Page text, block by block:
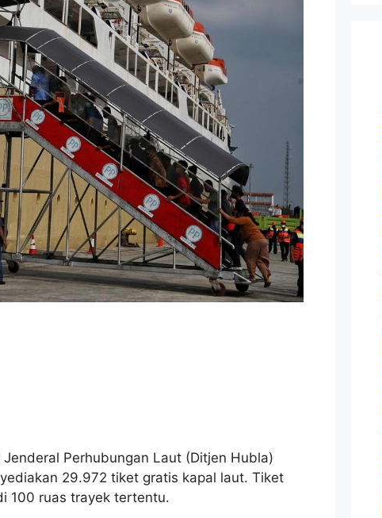
Perhubungan Laut (Ditjen Hubla)
29.972 tiket gratis kapal laut. Tiket
100 ruas trayek tertentu.